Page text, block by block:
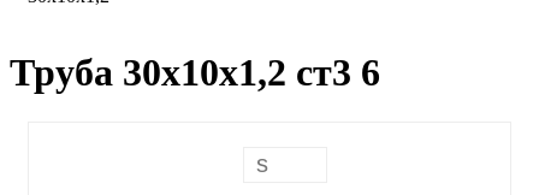
Труба 30х10х1,2 ст3 6